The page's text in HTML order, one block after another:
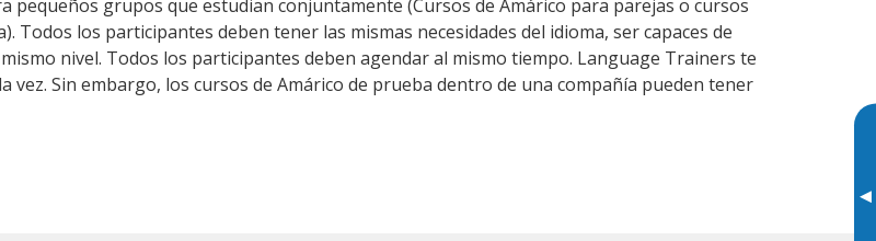
▸
grupos que estudian conjuntamente (Cursos de Amárico para parejas o cursos
Todos los participantes deben tener las mismas necesidades del idioma, ser capaces de
nivel. Todos los participantes deben agendar al mismo tiempo. Language Trainers te
vez. Sin embargo, los cursos de Amárico de prueba dentro de una compañía pueden tener